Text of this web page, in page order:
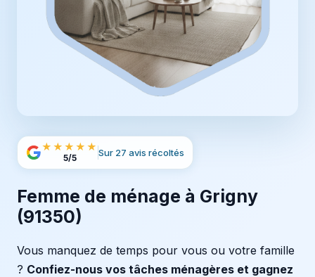
★★★★★
5/5 Sur 27 avis récoltés
Femme de ménage à Grigny
(91350)
Vous manquez de temps pour vous ou votre famille
? Confiez-nous vos tâches ménagères et gagnez